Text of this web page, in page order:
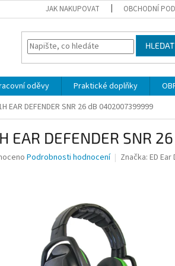
JAK NAKUPOVAT OBCHODNÍ
HLEDAT
oděvy Praktické doplňky
EAR DEFENDER SNR 26 dB 0402007399999
EAR DEFENDER SNR
Podrobnosti hodnocení Značka: ED